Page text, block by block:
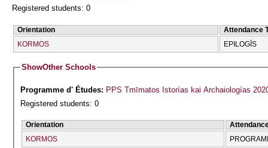
Registered students: 0
Orientation
Attendance
KORMOS
EPILOGĪS
ShowOther Schools
Programme d' Études: PPS Tmīmatos Istorías kai Archaiologías
Registered students: 0
Orientation
KORMOS